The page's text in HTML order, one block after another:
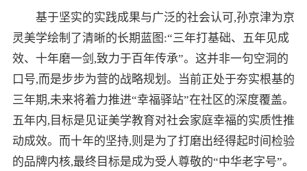
基于坚实的实践成果与广泛的社会认可,孙京津为京
灵美学绘制了清晰的长期蓝图:“三年打基础、五年见成
效、十年磨一剑,致力于百年传承”。这并非一句空洞的
口号,而是步步为营的战略规划。当前正处于夯实根基的
三年期,未来将着力推进“幸福驿站”在社区的深度覆盖。
五年内,目标是见证美学教育对社会家庭幸福的实质性推
动成效。而十年的坚持,则是为了打磨出经得起时间检验
的品牌内核,最终目标是成为受人尊敬的“中华老字号”。